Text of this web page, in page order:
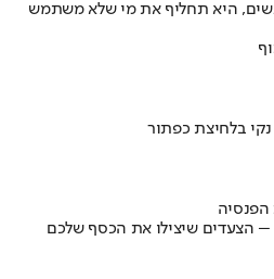
היא תחליף את מי שלא משתמש
בלחיצת כפתור
הצעדים שיצילו את הכסף שלכם